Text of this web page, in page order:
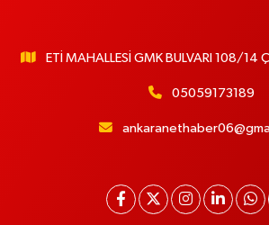
ETİ MAHALLESİ GMK BULVARI 108/14
05059173189